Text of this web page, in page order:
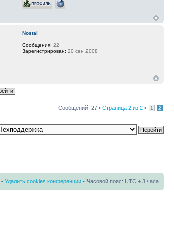
Nostal
Сообщения: 22
Зарегистрирован: 20 сен 2008
Сообщений: 27 • Страница 2 из 2 • 1 2
• Удалить cookies конференции • Часовой пояс: UTC + 3 часа